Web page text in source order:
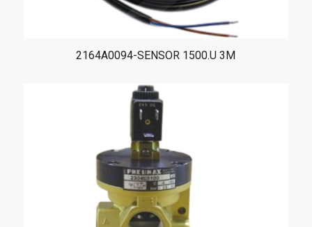
2164A0094-SENSOR 1500.U 3M